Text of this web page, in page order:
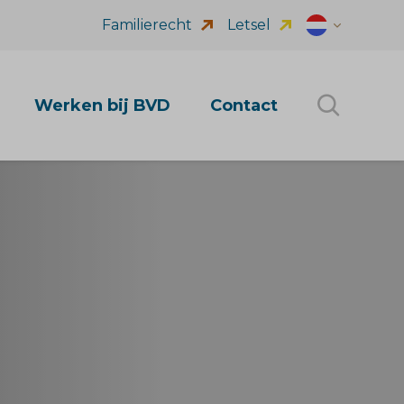
Werken bij BVD Contact
Familierecht Letsel Dutch